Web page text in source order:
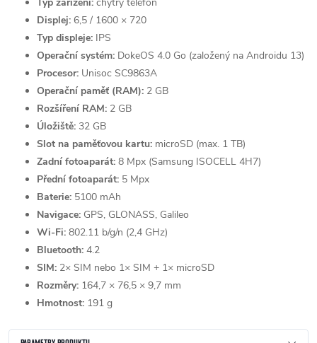
Typ zařízení: chytrý telefon
Displej: 6,5 / 1600 × 720
Typ displeje: IPS
Operační systém: DokeOS 4.0 Go (založený na Androidu 13)
Procesor: Unisoc SC9863A
Operační paměť (RAM): 2 GB
Rozšíření RAM: 2 GB
Úložiště: 32 GB
Slot na paměťovou kartu: microSD (max. 1 TB)
Zadní fotoaparát: 8 Mpx (Samsung ISOCELL 4H7)
Přední fotoaparát: 5 Mpx
Baterie: 5100 mAh
Navigace: GPS, GLONASS, Galileo
Wi-Fi: 802.11 b/g/n (2,4 GHz)
Bluetooth: 4.2
SIM: 2× SIM nebo 1× SIM + 1× microSD
Rozměry: 164,7 × 76,5 × 9,7 mm
Hmotnost: 191 g